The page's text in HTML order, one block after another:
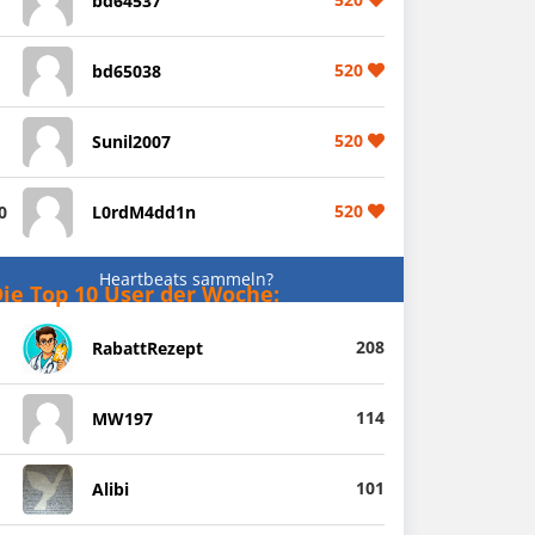
bd65038 520
Sunil2007 520
L0rdM4dd1n 520
Heartbeats sammeln?
Top 10 User der Woche:
RabattRezept 208
MW197 114
Alibi 101